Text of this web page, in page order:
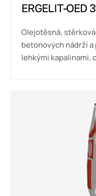
ERGELIT-OED
Olejotěsná,
betonových nádrží
lehkými kapalinami,